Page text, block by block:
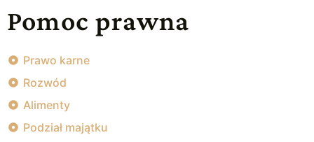
Pomoc prawna
Prawo karne
Rozwód
Alimenty
Podział majątku